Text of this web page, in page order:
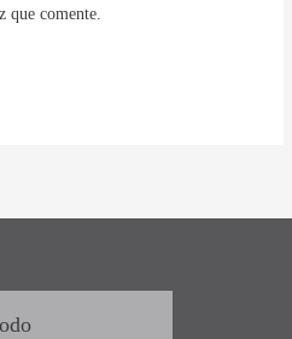
que comente.